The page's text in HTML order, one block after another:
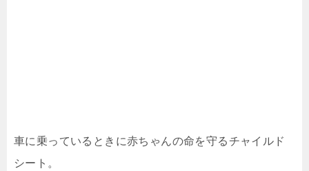
車に乗っているときに赤ちゃんの命を守るチャイルド
シート。